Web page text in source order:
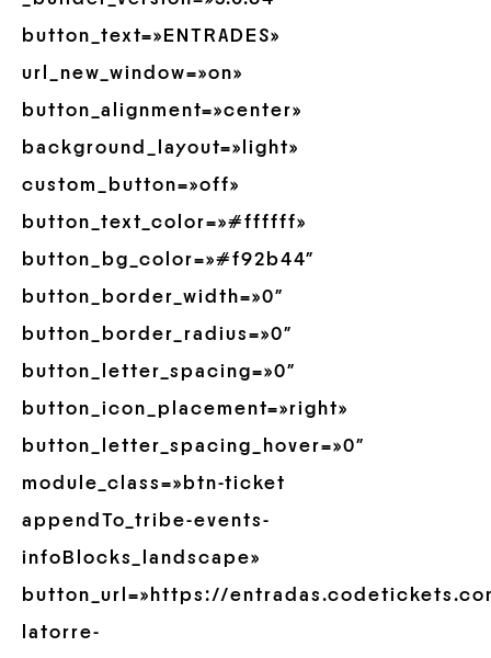
button_text=»ENTRADES»
url_new_window=»on»
button_alignment=»center»
background_layout=»light»
custom_button=»off»
button_text_color=»#ffffff»
button_bg_color=»#f92b44″
button_border_width=»0″
button_border_radius=»0″
button_letter_spacing=»0″
button_icon_placement=»right»
button_letter_spacing_hover=»0″
module_class=»btn-ticket
appendTo_tribe-events-
infoBlocks_landscape»
button_url=»https://
latorre-